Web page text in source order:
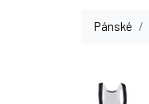
Pánské